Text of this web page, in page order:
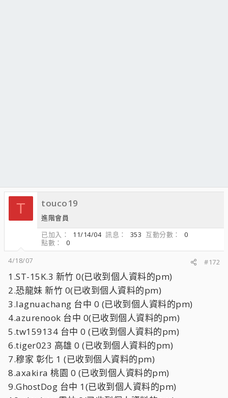
T touco19
進階會員
已加入
11/14/04 訊息 353 互動分數
0
點數
0
4/18/07
#172
1.ST-15K.3 新竹 0(已收到個人資料的pm)
2.恐龍妹 新竹 0(已收到個人資料的pm)
3.lagnuachang 台中 0 (已收到個人資料的pm)
4.azurenook 台中 0(已收到個人資料的pm)
5.tw159134 台中 0 (已收到個人資料的pm)
6.tiger023 高雄 0 (已收到個人資料的pm)
7.穆家 彰化 1 (已收到個人資料的pm)
8.axakira 桃園 0 (已收到個人資料的pm)
9.GhostDog 台中 1(已收到個人資料的pm)